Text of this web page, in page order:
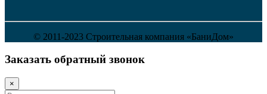
© 2011-2023 Строительная компания «БаниДом»
Заказать обратный звонок
×